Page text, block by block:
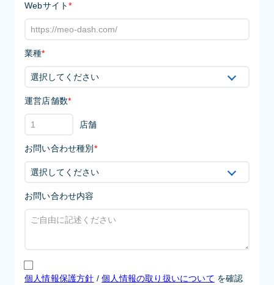
Webサイト*
業種*
運営店舗数*
店舗
お問い合わせ種別 *
お問い合わせ内容
個人情報保護方針 /個人情報の取り扱いについて を確認